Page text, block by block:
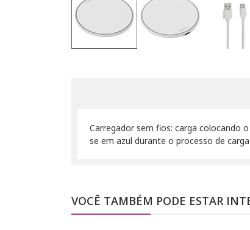
Carregador sem fios: carga colocando
se em azul durante o processo de
VOCÊ TAMBÉM PODE ESTAR